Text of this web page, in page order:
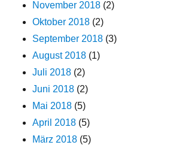
November 2018 (2)
Oktober 2018 (2)
September 2018 (3)
August 2018 (1)
Juli 2018 (2)
Juni 2018 (2)
Mai 2018 (5)
April 2018 (5)
März 2018 (5)